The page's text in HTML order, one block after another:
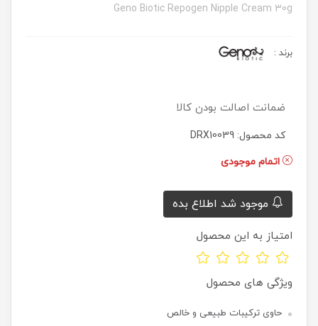
Geno Biotic Repogen Nipple Cream 30g
برند :
ضمانت اصالت بودن کالا
کد محصول: DRX10039
اتمام موجودی
موجود شد اطلاع بده
امتیاز به این محصول
ویژگی های محصول
حاوی ترکیبات طبیعی و خالص